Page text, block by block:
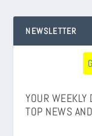
NEWSLETTER
YOUR WEEKLY
TOP NEWS